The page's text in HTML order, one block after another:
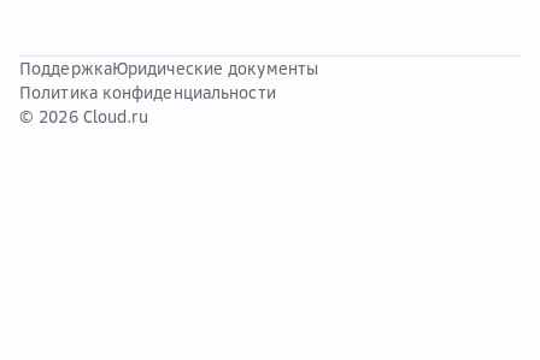
ПоддержкаЮридические документы
Политика конфиденциальности
© 2026 Cloud.ru